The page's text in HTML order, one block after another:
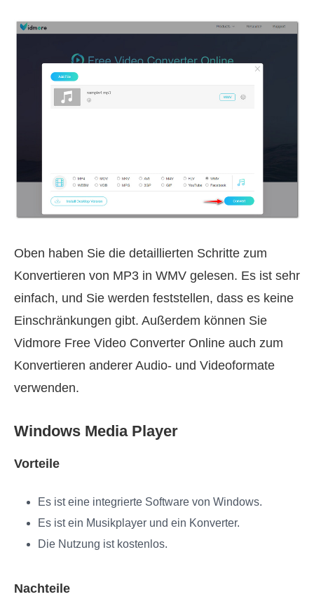
Oben haben Sie die detaillierten Schritte zum
Konvertieren von MP3 in WMV gelesen. Es ist sehr
einfach, und Sie werden feststellen, dass es keine
Einschränkungen gibt. Außerdem können Sie
Vidmore Free Video Converter Online auch zum
Konvertieren anderer Audio‑ und Videoformate
verwenden.
Windows Media Player
Vorteile
Es ist eine integrierte Software von Windows.
Es ist ein Musikplayer und ein Konverter.
Die Nutzung ist kostenlos.
Nachteile